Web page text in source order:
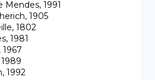
1991
1905
1802
1981
1992